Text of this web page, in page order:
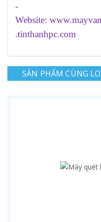
-
Website:
.tinthanhpc.com
SẢN PHẨM CÙNG